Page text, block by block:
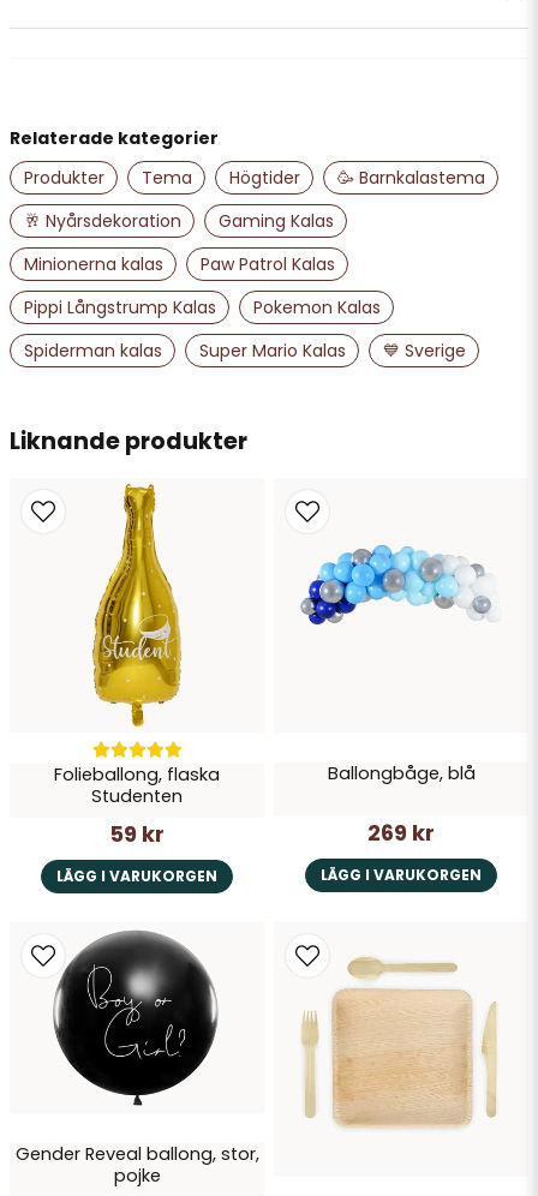
name
Namn
email
Mejladress
Skicka fråga
Liknande produkter
Folieballong, flaska
Studenten
59 kr
LÄGG I VARUKORGEN
Ballongbåge, blå
269 kr
LÄGG I VARUKORGEN
Gender Reveal ballong, stor,
pojke
Relaterade kategorier
Produkter
Tema Högtider
🥳 Barnkalastema
🥂 Nyårsdekoration
Gaming Kalas
Minionerna kalas
Paw Patrol Kalas
Pippi Långstrump Kalas
Pokemon Kalas
Spiderman kalas
Super Mario Kalas 💙 Sverige